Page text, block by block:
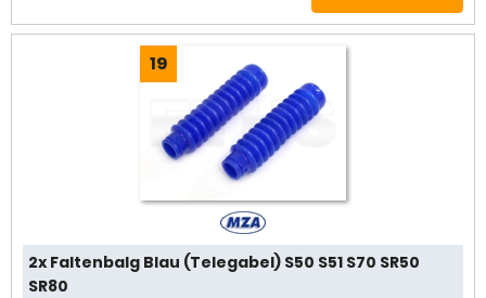
19
2x Faltenbalg Blau (Telegabel) S50 S51 S70 SR50
SR80